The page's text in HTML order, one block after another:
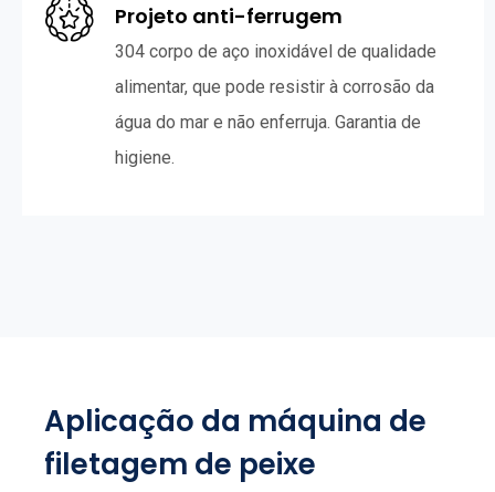
Projeto anti-ferrugem
304 corpo de aço inoxidável de qualidade
alimentar, que pode resistir à corrosão da
água do mar e não enferruja. Garantia de
higiene.
Aplicação da máquina de
filetagem de peixe